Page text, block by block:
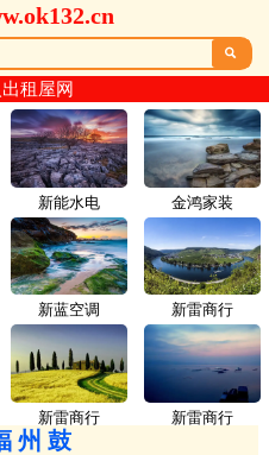

租屋网
新能水电 金鸿家装
新蓝空调 新雷商行
新雷商行 新雷商行
州鼓